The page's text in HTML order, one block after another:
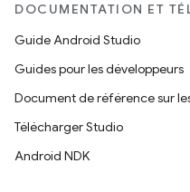
DOCUMENTATION ET
Guide Android Studio
Guides pour les développeurs
Document de référence sur
Télécharger Studio
Android NDK